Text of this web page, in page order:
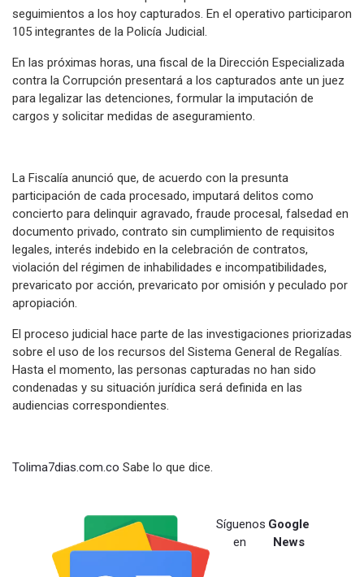
seguimientos a los hoy capturados. En el operativo participaron
105 integrantes de la Policía Judicial.
En las próximas horas, una fiscal de la Dirección Especializada
contra la Corrupción presentará a los capturados ante un juez
para legalizar las detenciones, formular la imputación de
cargos y solicitar medidas de aseguramiento.
La Fiscalía anunció que, de acuerdo con la presunta
participación de cada procesado, imputará delitos como
concierto para delinquir agravado, fraude procesal, falsedad en
documento privado, contrato sin cumplimiento de requisitos
legales, interés indebido en la celebración de contratos,
violación del régimen de inhabilidades e incompatibilidades,
prevaricato por acción, prevaricato por omisión y peculado por
apropiación.
El proceso judicial hace parte de las investigaciones priorizadas
sobre el uso de los recursos del Sistema General de Regalías.
Hasta el momento, las personas capturadas no han sido
condenadas y su situación jurídica será definida en las
audiencias correspondientes.
Tolima7dias.com.co Sabe lo que dice.
Síguenos
en
Google
News